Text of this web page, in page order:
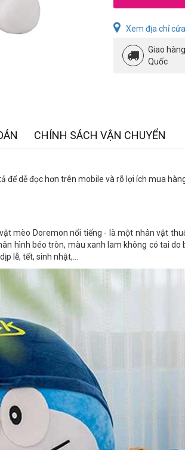
Xem địa chỉ
Giao
Quốc
CHÍNH SÁCH VẬN CHUYỂN
để dễ đọc hơn trên mobile và rõ lợi ích mua
mèo Doremon nổi tiếng - là một nhân vật
hình béo tròn, màu xanh lam không có tai
lễ, tết, sinh nhật,...